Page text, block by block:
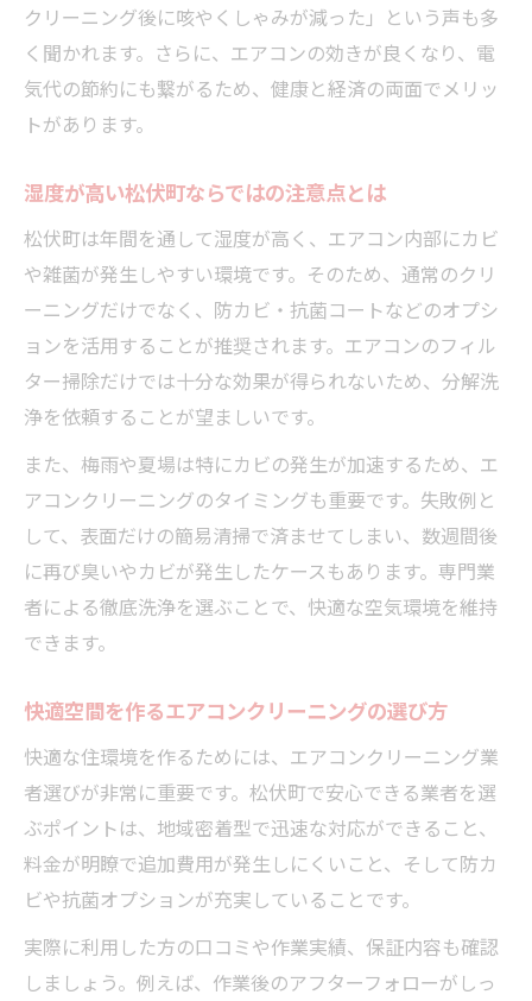
安心重視のエアコンクリーニング条件比較
損害保険や再施工保証の重要性とは
女性スタッフ同行や夫婦対応の安心感
予約の取りやすさと作業スピードも要注目
クリーニング後に咳やくしゃみが減った」という声も多
く聞かれます。さらに、エアコンの効きが良くなり、電
気代の節約にも繋がるため、健康と経済の両面でメリッ
トがあります。
湿度が高い松伏町ならではの注意点とは
松伏町は年間を通して湿度が高く、エアコン内部にカビ
や雑菌が発生しやすい環境です。そのため、通常のクリ
ーニングだけでなく、防カビ・抗菌コートなどのオプシ
ョンを活用することが推奨されます。エアコンのフィル
ター掃除だけでは十分な効果が得られないため、分解洗
浄を依頼することが望ましいです。
また、梅雨や夏場は特にカビの発生が加速するため、エ
アコンクリーニングのタイミングも重要です。失敗例と
して、表面だけの簡易清掃で済ませてしまい、数週間後
に再び臭いやカビが発生したケースもあります。専門業
者による徹底洗浄を選ぶことで、快適な空気環境を維持
できます。
快適空間を作るエアコンクリーニングの選び方
快適な住環境を作るためには、エアコンクリーニング業
者選びが非常に重要です。松伏町で安心できる業者を選
ぶポイントは、地域密着型で迅速な対応ができること、
料金が明瞭で追加費用が発生しにくいこと、そして防カ
ビや抗菌オプションが充実していることです。
実際に利用した方の口コミや作業実績、保証内容も確認
しましょう。例えば、作業後のアフターフォローがしっ